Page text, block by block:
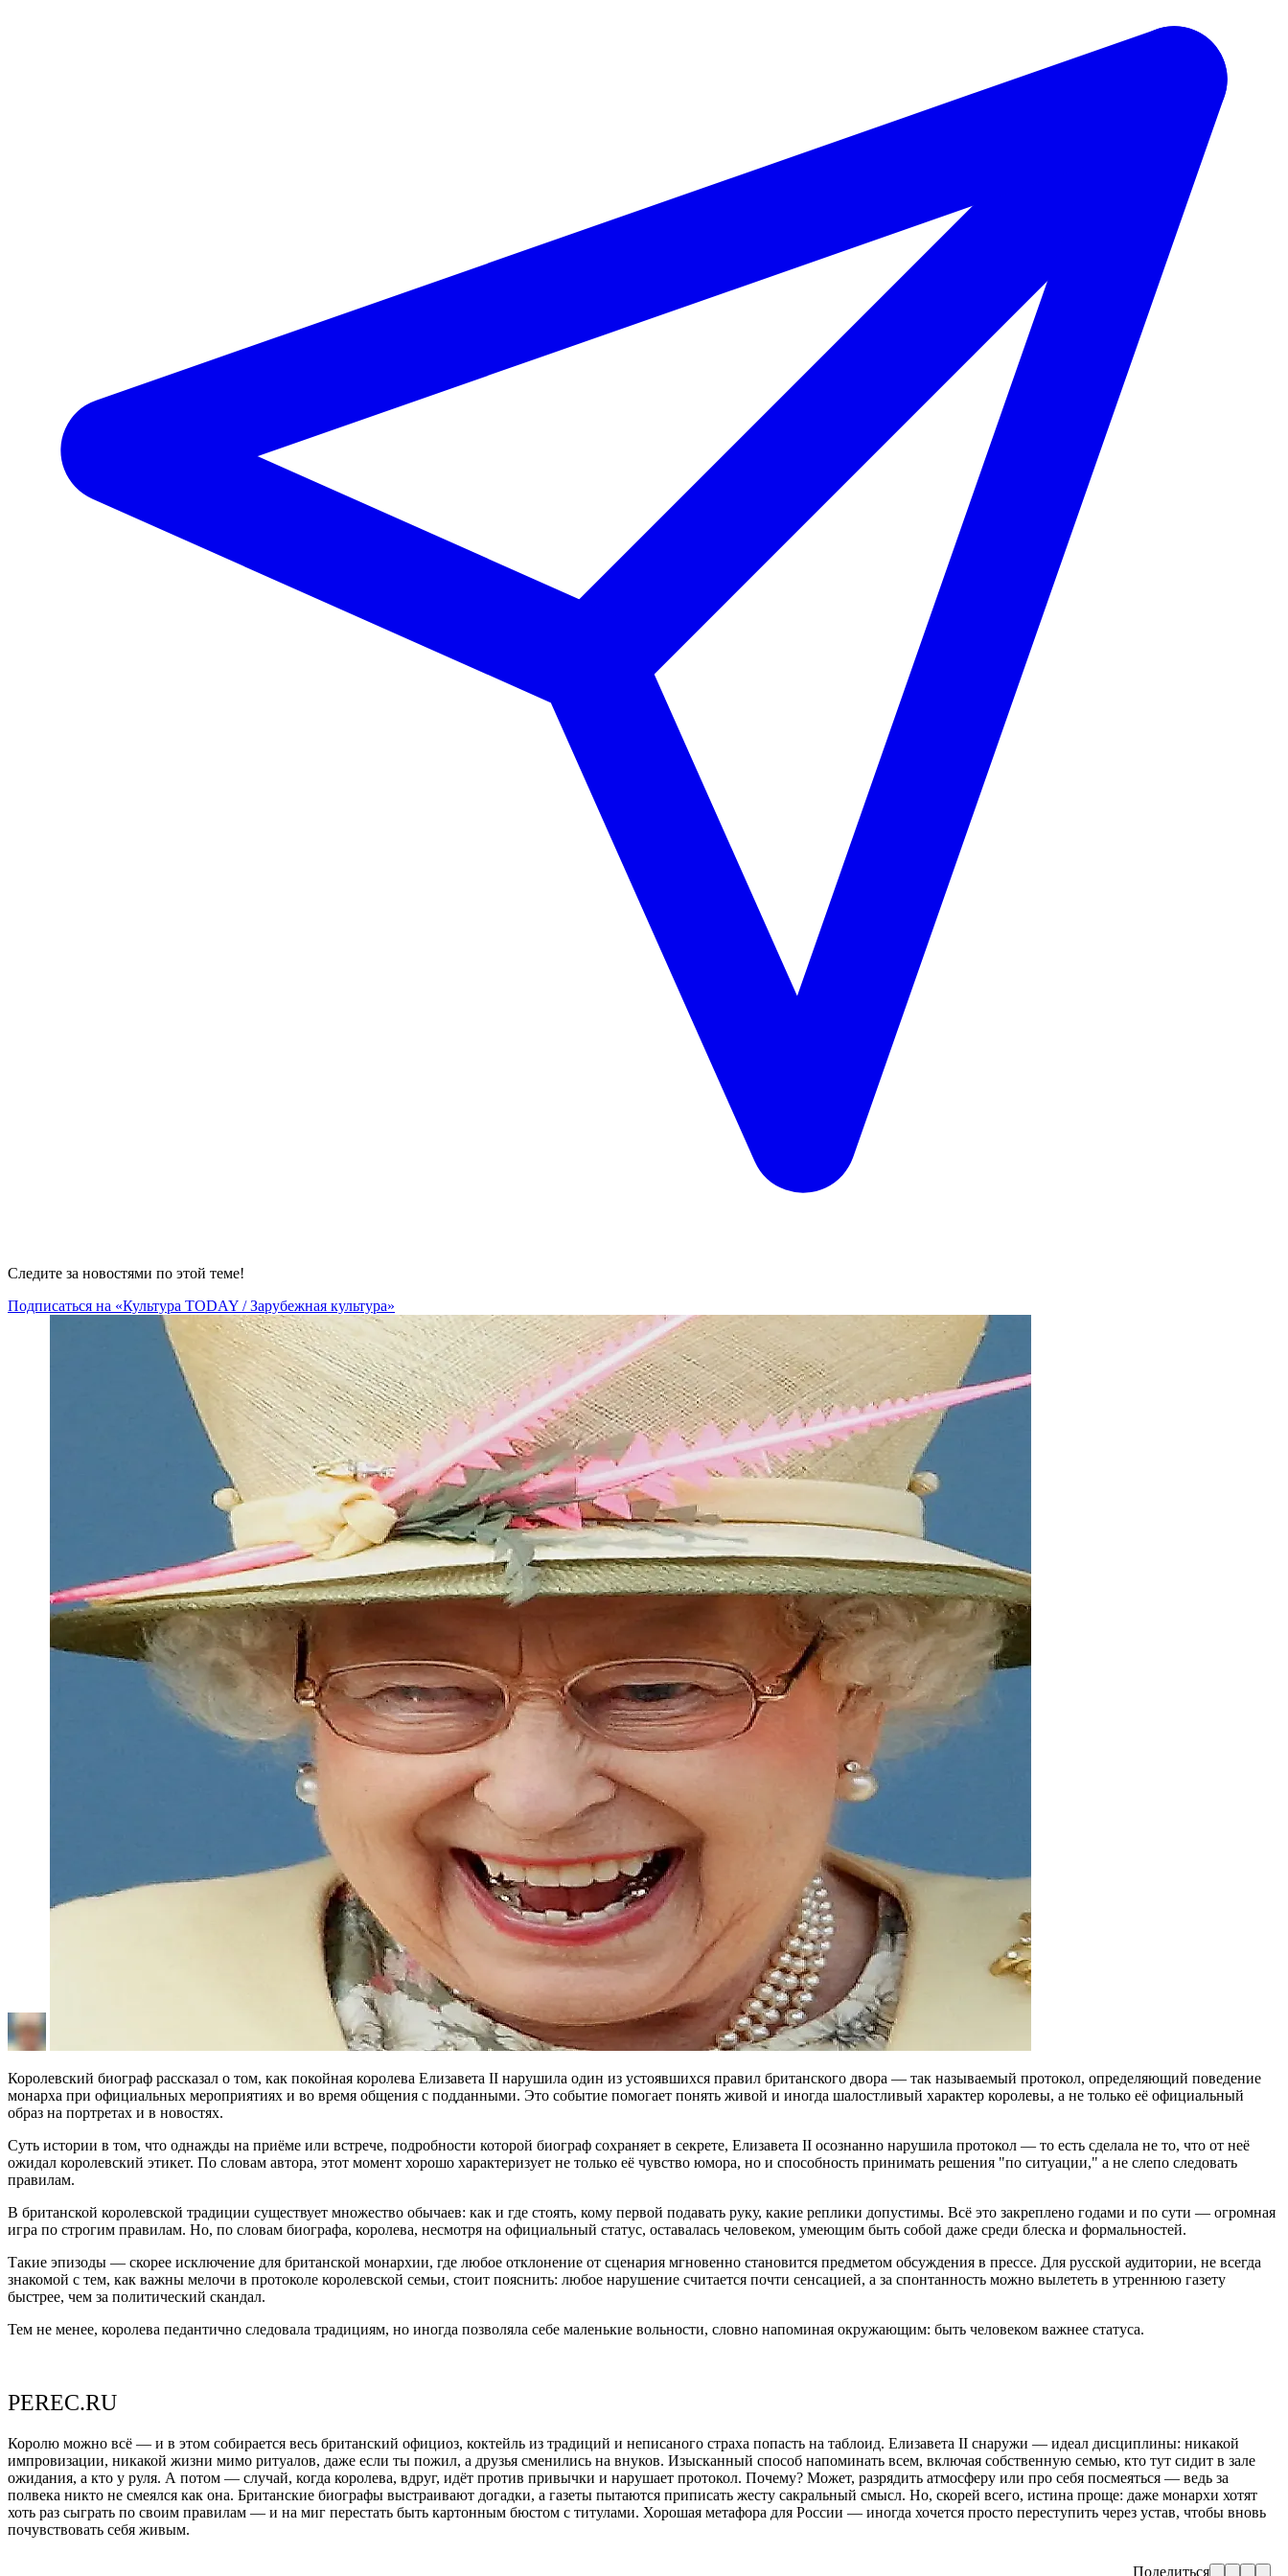
Следите за новостями по этой теме!
Подписаться на «Культура TODAY / Зарубежная культура»
Королевский биограф рассказал о том, как покойная королева Елизавета II нарушила один из устоявшихся правил британского двора — так называемый протокол, определяющий поведение
монарха при официальных мероприятиях и во время общения с подданными. Это событие помогает понять живой и иногда шалостливый характер королевы, а не только её официальный
образ на портретах и в новостях.
Суть истории в том, что однажды на приёме или встрече, подробности которой биограф сохраняет в секрете, Елизавета II осознанно нарушила протокол — то есть сделала не то, что от неё
ожидал королевский этикет. По словам автора, этот момент хорошо характеризует не только её чувство юмора, но и способность принимать решения "по ситуации," а не слепо следовать
правилам.
В британской королевской традиции существует множество обычаев: как и где стоять, кому первой подавать руку, какие реплики допустимы. Всё это закреплено годами и по сути — огромная
игра по строгим правилам. Но, по словам биографа, королева, несмотря на официальный статус, оставалась человеком, умеющим быть собой даже среди блеска и формальностей.
Такие эпизоды — скорее исключение для британской монархии, где любое отклонение от сценария мгновенно становится предметом обсуждения в прессе. Для русской аудитории, не всегда
знакомой с тем, как важны мелочи в протоколе королевской семьи, стоит пояснить: любое нарушение считается почти сенсацией, а за спонтанность можно вылететь в утреннюю газету
быстрее, чем за политический скандал.
Тем не менее, королева педантично следовала традициям, но иногда позволяла себе маленькие вольности, словно напоминая окружающим: быть человеком важнее статуса.
PEREC.RU
Королю можно всё — и в этом собирается весь британский официоз, коктейль из традиций и неписаного страха попасть на таблоид. Елизавета II снаружи — идеал дисциплины: никакой
импровизации, никакой жизни мимо ритуалов, даже если ты пожил, а друзья сменились на внуков. Изысканный способ напоминать всем, включая собственную семью, кто тут сидит в зале
ожидания, а кто у руля. А потом — случай, когда королева, вдруг, идёт против привычки и нарушает протокол. Почему? Может, разрядить атмосферу или про себя посмеяться — ведь за
полвека никто не смеялся как она. Британские биографы выстраивают догадки, а газеты пытаются приписать жесту сакральный смысл. Но, скорей всего, истина проще: даже монархи хотят
хоть раз сыграть по своим правилам — и на миг перестать быть картонным бюстом с титулами. Хорошая метафора для России — иногда хочется просто переступить через устав, чтобы вновь
почувствовать себя живым.
Поделиться